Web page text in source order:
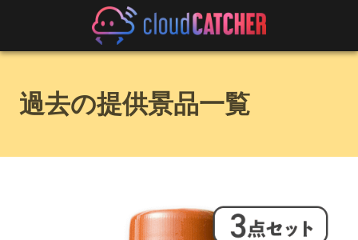
過去の提供景品一覧